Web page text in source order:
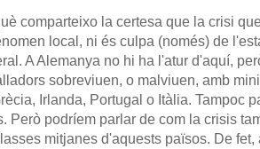
comparteixo la certesa que la crisi
local, ni és culpa (només) de
A Alemanya no hi ha l'atur d'aquí,
sobreviuen, o malviuen, amb
Irlanda, Portugal o Itàlia. Tampoc
Però podríem parlar de com la crisis
mitjanes d'aquests països. De